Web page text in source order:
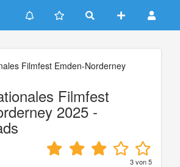
Filmfest Emden-Norderney
Filmfest
2025 -
3von5